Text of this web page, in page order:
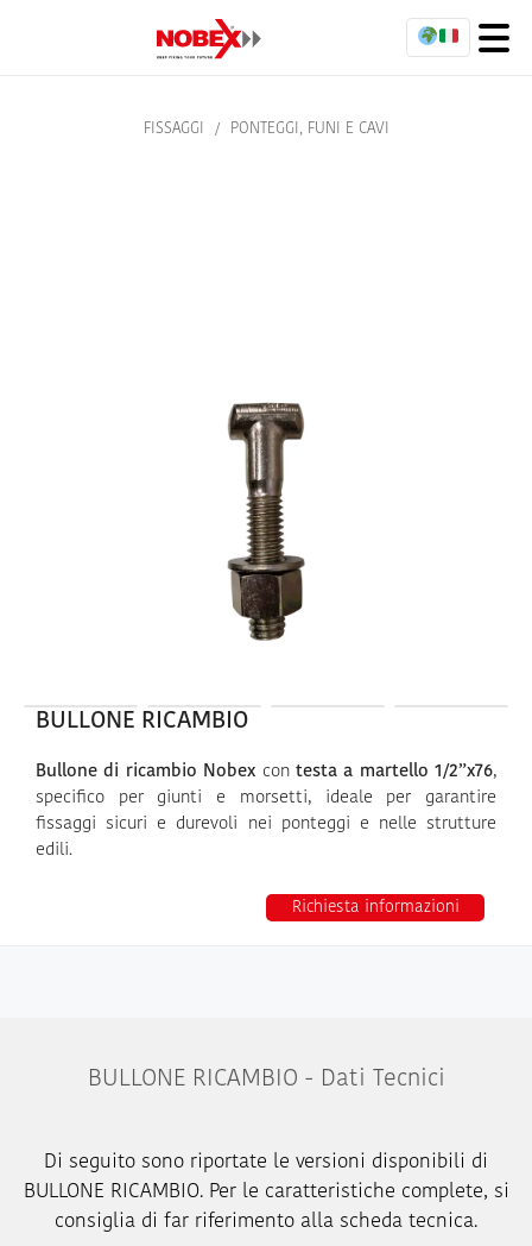
FISSAGGI / PONTEGGI, FUNI E CAVI
BULLONE RICAMBIO
Bullone di ricambio Nobex con testa a martello 1/2”x76,
specifico per giunti e morsetti, ideale per garantire
fissaggi sicuri e durevoli nei ponteggi e nelle strutture
edili.
Richiesta informazioni
BULLONE RICAMBIO - Dati Tecnici
Di seguito sono riportate le versioni disponibili di
BULLONE RICAMBIO. Per le caratteristiche complete, si
consiglia di far riferimento alla scheda tecnica.